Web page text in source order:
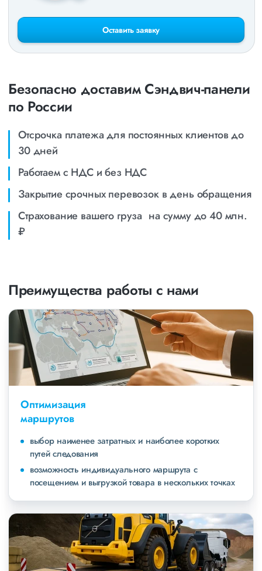
Оставить заявку
Безопасно доставим Сэндвич-панели
по России
Отсрочка платежа для постоянных клиентов до
30 дней
Работаем с НДС и без НДС
Закрытие срочных перевозок в день обращения
Страхование вашего груза на сумму до 40 млн.
₽
Преимущества работы с нами
Оптимизация
маршрутов
выбор наименее затратных и наиболее коротких
путей следования
возможность индивидуального маршрута с
посещением и выгрузкой товара в нескольких точках